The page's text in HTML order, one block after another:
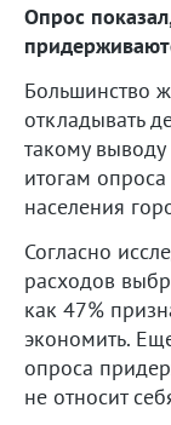
Опрос
Большинство
откладывать
такому
итогам
населения
Согласно
расходов
как 47%
экономить.
опроса
не относит